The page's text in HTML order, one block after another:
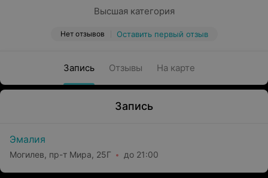
Высшая категория
Нет отзывов Оставить первый отзыв
Запись Отзывы На карте
Запись
Эмалия
Могилев, пр-т Мира, 25Г до 21:00